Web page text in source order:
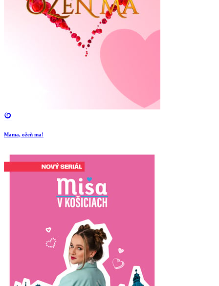
Mama, ožeň ma!